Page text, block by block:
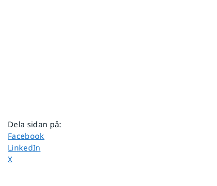
Dela sidan på:
Dela sidan på
Facebook
Dela sidan på
LinkedIn
Dela sidan på
X